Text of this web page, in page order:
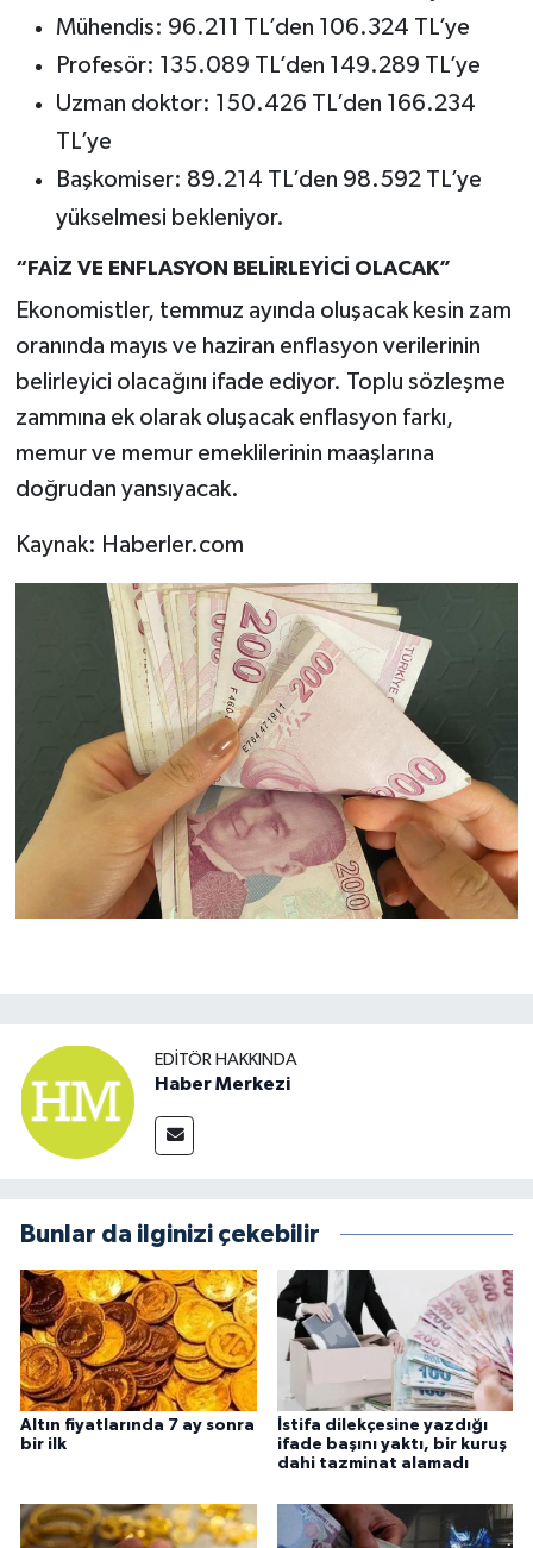
Mühendis: 96.211 TL’den 106.324 TL’ye
Profesör: 135.089 TL’den 149.289 TL’ye
Uzman doktor: 150.426 TL’den 166.234
TL’ye
Başkomiser: 89.214 TL’den 98.592 TL’ye
yükselmesi bekleniyor.
“FAİZ VE ENFLASYON BELİRLEYİCİ OLACAK”
Ekonomistler, temmuz ayında oluşacak kesin zam
oranında mayıs ve haziran enflasyon verilerinin
belirleyici olacağını ifade ediyor. Toplu sözleşme
zammına ek olarak oluşacak enflasyon farkı,
memur ve memur emeklilerinin maaşlarına
doğrudan yansıyacak.
Kaynak: Haberler.com
EDITÖR HAKKINDA
Haber Merkezi
Bunlar da ilginizi çekebilir
Altın fiyatlarında 7 ay sonra
bir ilk
İstifa dilekçesine yazdığı
ifade başını yaktı, bir kuruş
dahi tazminat alamadı